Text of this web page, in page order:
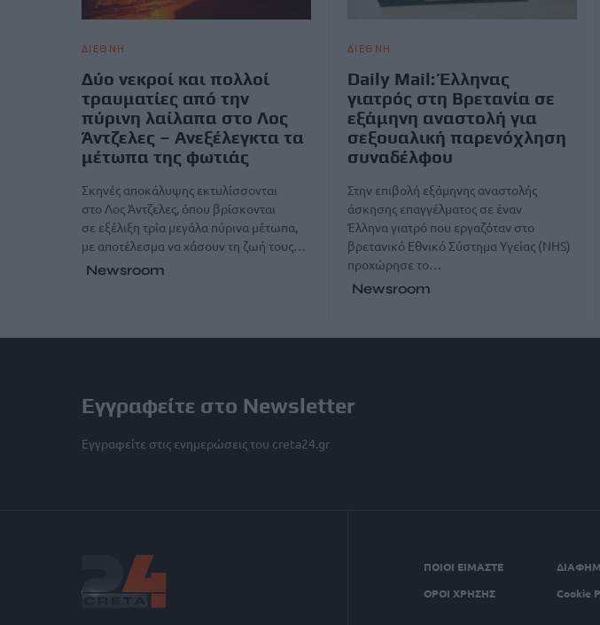
ΔΙΕΘΝΗ
Δύο νεκροί και πολλοί
τραυματίες από την
πύρινη λαίλαπα στο Λος
Άντζελες – Ανεξέλεγκτα τα
μέτωπα της φωτιάς
Σκηνές αποκάλυψης εκτυλίσσονται
στο Λος Άντζελες, όπου βρίσκονται
σε εξέλιξη τρία μεγάλα πύρινα μέτωπα,
με αποτέλεσμα να χάσουν τη ζωή τους…
Newsroom
ΔΙΕΘΝΗ
Daily Mail: Έλληνας
γιατρός στη Βρετανία σε
εξάμηνη αναστολή για
σεξουαλική παρενόχληση
συναδέλφου
Στην επιβολή εξάμηνης αναστολής
άσκησης επαγγέλματος σε έναν
Έλληνα γιατρό που εργαζόταν στο
βρετανικό Εθνικό Σύστημα Υγείας (NHS)
προχώρησε το…
Newsroom
Εγγραφείτε στο Newsletter
Εγγραφείτε στις ενημερώσεις του creta24.gr
ΠΟΙΟΙ ΕΙΜΑΣΤΕ
ΟΡΟΙ ΧΡΗΣΗΣ
Cookie